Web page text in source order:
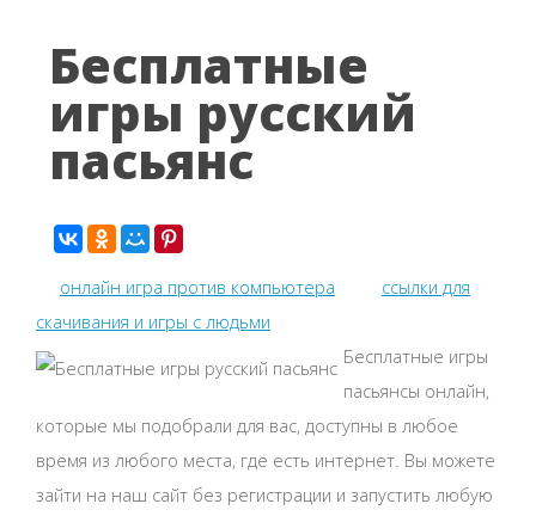
Бесплатные
игры русский
пасьянс
онлайн игра против компьютера
ссылки для
скачивания и игры с людьми
Бесплатные игры
пасьянсы онлайн,
которые мы подобрали для вас, доступны в любое
время из любого места, где есть интернет. Вы можете
зайти на наш сайт без регистрации и запустить любую